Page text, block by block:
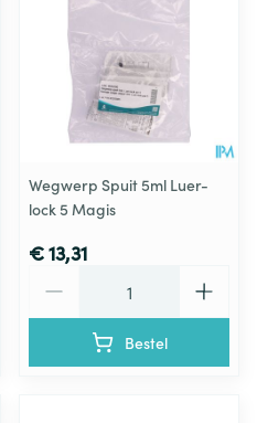
Wegwerp Spuit 5ml Luer-
lock 5 Magis
€ 13,31
Bestel